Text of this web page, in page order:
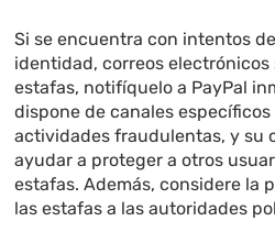
Si se encuentra con intentos
identidad, correos electrónicos
estafas, notifíquelo a PayPal
dispone de canales
actividades fraudulentas, y su
ayudar a proteger a otros
estafas. Además, considere la
las estafas a las autoridades